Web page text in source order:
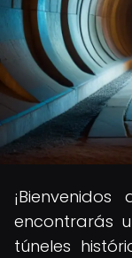
¡Bienvenidos
encontrarás
túneles